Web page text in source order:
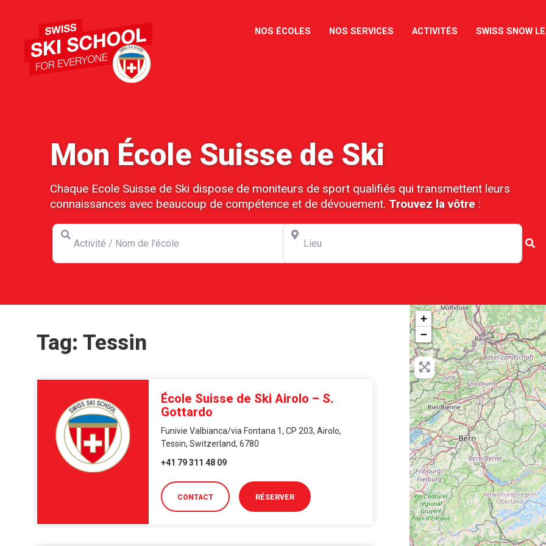
NOS ÉCOLES NOS SERVICES ACTIVITÉS SWISS SNOW
Mon École Suisse de Ski
Chaque Ecole Suisse de Ski dispose de moniteurs de sport qualifiés qui transmettent leurs
connaissances avec beaucoup de compétence et de dévouement. Trouvez la vôtre:
Activité / Nom de l'école
Lieu
Tag: Tessin
École Suisse de Ski Airolo – S.
Gottardo
Funivie Valbianca/via Fontana 1, CP 203, Airolo,
Tessin, Switzerland, 6780
+41 79 311 48 09
CONTACT RÉSERVER
+
−